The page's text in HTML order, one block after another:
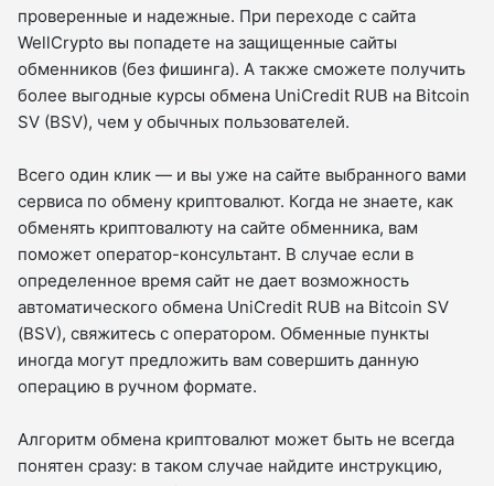
проверенные и надежные. При переходе с сайта
WellCrypto вы попадете на защищенные сайты
обменников (без фишинга). А также сможете получить
более выгодные курсы обмена UniCredit RUB на Bitcoin
SV (BSV), чем у обычных пользователей.
Всего один клик — и вы уже на сайте выбранного вами
сервиса по обмену криптовалют. Когда не знаете, как
обменять криптовалюту на сайте обменника, вам
поможет оператор-консультант. В случае если в
определенное время сайт не дает возможность
автоматического обмена UniCredit RUB на Bitcoin SV
(BSV), свяжитесь с оператором. Обменные пункты
иногда могут предложить вам совершить данную
операцию в ручном формате.
Алгоритм обмена криптовалют может быть не всегда
понятен сразу: в таком случае найдите инструкцию,